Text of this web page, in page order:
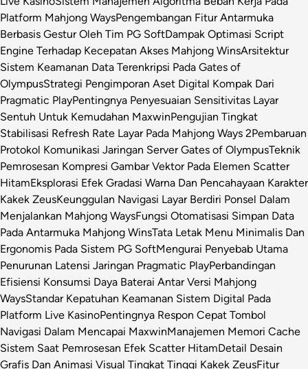
Platform Mahjong WaysPengembangan Fitur Antarmuka
Berbasis Gestur Oleh Tim PG SoftDampak Optimasi Script
Engine Terhadap Kecepatan Akses Mahjong WinsArsitektur
Sistem Keamanan Data Terenkripsi Pada Gates of
OlympusStrategi Pengimporan Aset Digital Kompak Dari
Pragmatic PlayPentingnya Penyesuaian Sensitivitas Layar
Sentuh Untuk Kemudahan MaxwinPengujian Tingkat
Stabilisasi Refresh Rate Layar Pada Mahjong Ways 2Pembaruan
Protokol Komunikasi Jaringan Server Gates of OlympusTeknik
Pemrosesan Kompresi Gambar Vektor Pada Elemen Scatter
HitamEksplorasi Efek Gradasi Warna Dan Pencahayaan Karakter
Kakek ZeusKeunggulan Navigasi Layar Berdiri Ponsel Dalam
Menjalankan Mahjong WaysFungsi Otomatisasi Simpan Data
Pada Antarmuka Mahjong WinsTata Letak Menu Minimalis Dan
Ergonomis Pada Sistem PG SoftMengurai Penyebab Utama
Penurunan Latensi Jaringan Pragmatic PlayPerbandingan
Efisiensi Konsumsi Daya Baterai Antar Versi Mahjong
WaysStandar Kepatuhan Keamanan Sistem Digital Pada
Platform Live KasinoPentingnya Respon Cepat Tombol
Navigasi Dalam Mencapai MaxwinManajemen Memori Cache
Sistem Saat Pemrosesan Efek Scatter HitamDetail Desain
Grafis Dan Animasi Visual Tingkat Tinggi Kakek ZeusFitur